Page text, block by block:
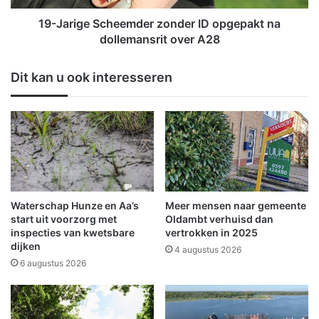
e
m
e
r
s
o
n
t
s
l
a
a
n
e
e
m
d
e
r
z
o
n
d
e
r
I
D
p
g
19-Jarige Scheemder zonder ID opgepakt na
dollemansrit over A28
Dit kan u ook interesseren
Waterschap Hunze en Aa’s
start uit voorzorg met
inspecties van kwetsbare
dijken
6 augustus 2026
Meer mensen naar gemeente
Oldambt verhuisd dan
vertrokken in 2025
4 augustus 2026